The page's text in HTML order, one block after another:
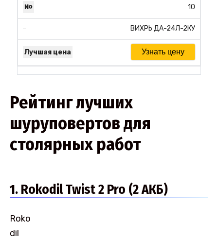
10
ВИХРЬ ДА-24Л-2КУ
Узнать цену
Рейтинг лучших
шуруповертов для
столярных работ
1. Rokodil Twist 2 Pro (2 АКБ)
Roko
dil